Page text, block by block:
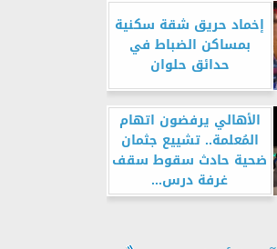
إخماد حريق شقة سكنية
بمساكن الضباط في
حدائق حلوان
الأهالي يرفضون اتهام
المُعلمة.. تشييع جثمان
ضحية حادث سقوط سقف
غرفة درس...